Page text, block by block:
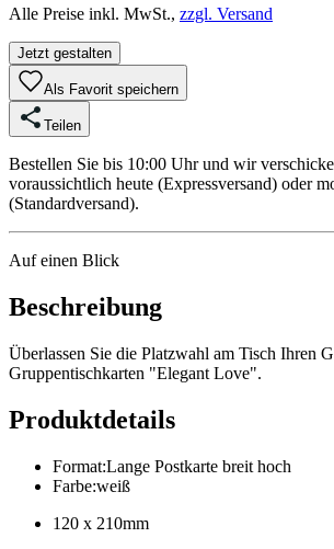
Alle Preise inkl. MwSt., zzgl. Versand
Jetzt gestalten
Als Favorit speichern
Teilen
Bestellen Sie bis 10:00 Uhr und wir
voraussichtlich heute (Expressversand) oder
(Standardversand).
Auf einen Blick
Beschreibung
Überlassen Sie die Platzwahl am Tisch Ihren
Gruppentischkarten "Elegant Love".
Produktdetails
Format:Lange Postkarte breit hoch
Farbe:weiß
120 x 210mm